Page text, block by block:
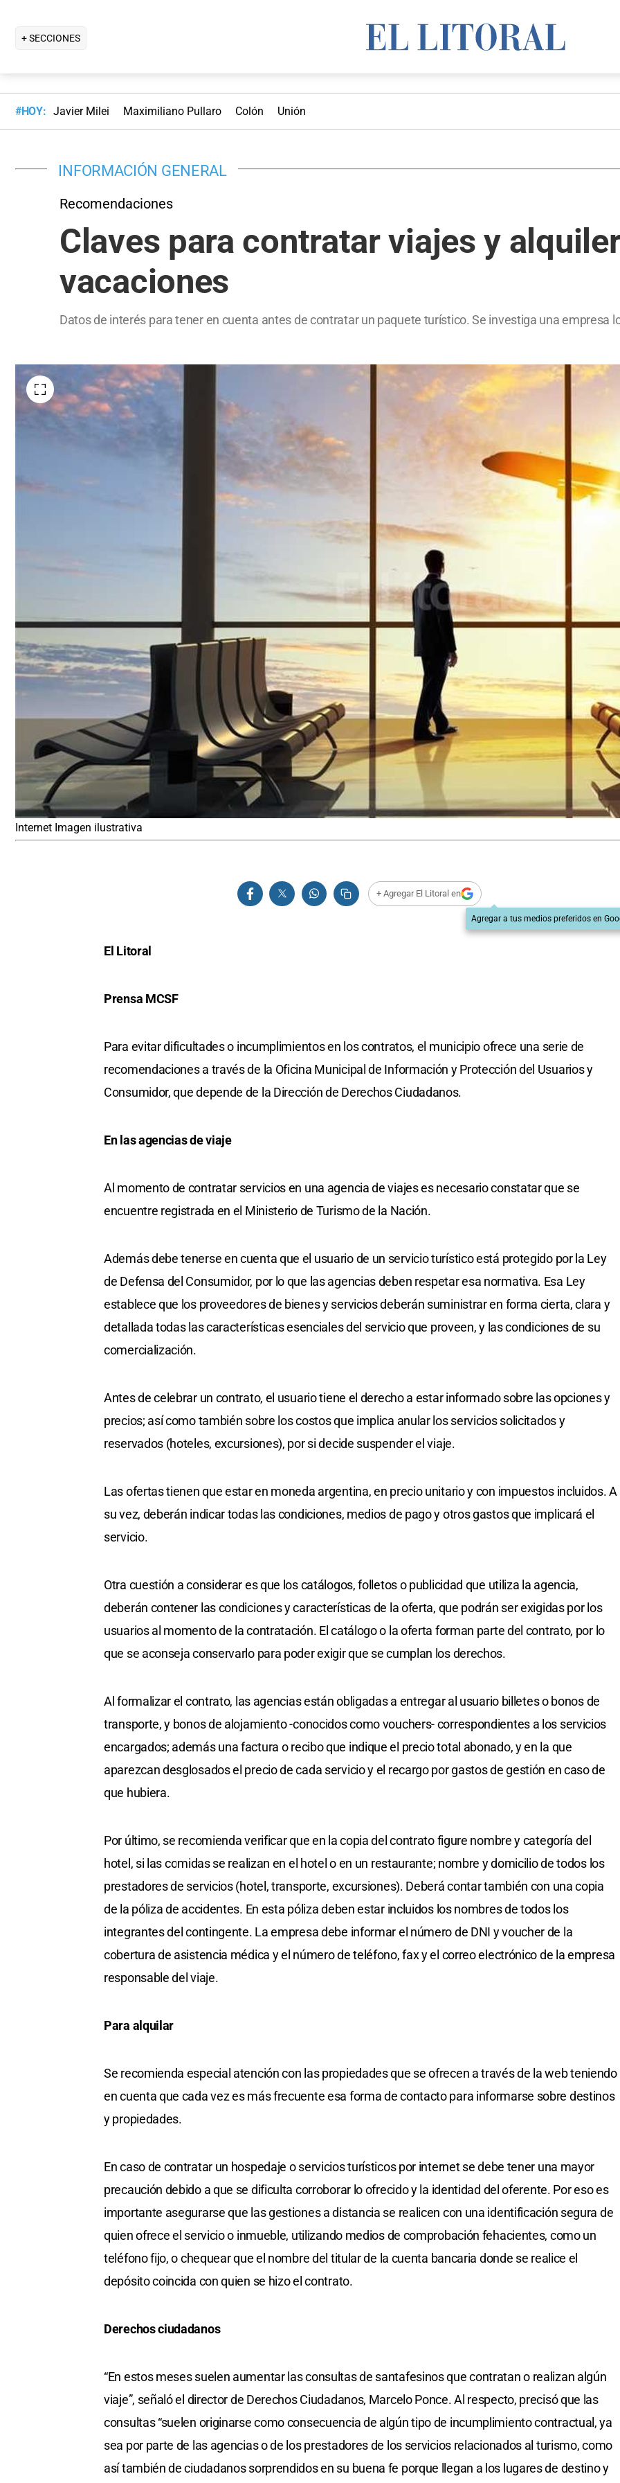
+ SECCIONES
#HOY: Javier Milei Maximiliano Pullaro Colón Unión
INFORMACIÓN GENERAL
Recomendaciones
Claves para contratar viajes y
vacaciones
Datos de interés para tener en cuenta antes de contratar un paquete turístico. Se investiga una empresa
Internet Imagen ilustrativa
+ Agregar El Litoral en
Agregar a tus medios preferidos en
El Litoral
Prensa MCSF
Para evitar dificultades o incumplimientos en los contratos, el municipio ofrece una serie de
recomendaciones a través de la Oficina Municipal de Información y Protección del Usuarios y
Consumidor, que depende de la Dirección de Derechos Ciudadanos.
En las agencias de viaje
Al momento de contratar servicios en una agencia de viajes es necesario constatar que se
encuentre registrada en el Ministerio de Turismo de la Nación.
Además debe tenerse en cuenta que el usuario de un servicio turístico está protegido por la Ley
de Defensa del Consumidor, por lo que las agencias deben respetar esa normativa. Esa Ley
establece que los proveedores de bienes y servicios deberán suministrar en forma cierta, clara y
detallada todas las características esenciales del servicio que proveen, y las condiciones de su
comercialización.
Antes de celebrar un contrato, el usuario tiene el derecho a estar informado sobre las opciones y
precios; así como también sobre los costos que implica anular los servicios solicitados y
reservados (hoteles, excursiones), por si decide suspender el viaje.
Las ofertas tienen que estar en moneda argentina, en precio unitario y con impuestos incluidos. A
su vez, deberán indicar todas las condiciones, medios de pago y otros gastos que implicará el
servicio.
Otra cuestión a considerar es que los catálogos, folletos o publicidad que utiliza la agencia,
deberán contener las condiciones y características de la oferta, que podrán ser exigidas por los
usuarios al momento de la contratación. El catálogo o la oferta forman parte del contrato, por lo
que se aconseja conservarlo para poder exigir que se cumplan los derechos.
Al formalizar el contrato, las agencias están obligadas a entregar al usuario billetes o bonos de
transporte, y bonos de alojamiento -conocidos como vouchers- correspondientes a los servicios
encargados; además una factura o recibo que indique el precio total abonado, y en la que
aparezcan desglosados el precio de cada servicio y el recargo por gastos de gestión en caso de
que hubiera.
Por último, se recomienda verificar que en la copia del contrato figure nombre y categoría del
hotel, si las comidas se realizan en el hotel o en un restaurante; nombre y domicilio de todos los
prestadores de servicios (hotel, transporte, excursiones). Deberá contar también con una copia
de la póliza de accidentes. En esta póliza deben estar incluidos los nombres de todos los
integrantes del contingente. La empresa debe informar el número de DNI y voucher de la
cobertura de asistencia médica y el número de teléfono, fax y el correo electrónico de la empresa
responsable del viaje.
Para alquilar
Se recomienda especial atención con las propiedades que se ofrecen a través de la web teniendo
en cuenta que cada vez es más frecuente esa forma de contacto para informarse sobre destinos
y propiedades.
En caso de contratar un hospedaje o servicios turísticos por internet se debe tener una mayor
precaución debido a que se dificulta corroborar lo ofrecido y la identidad del oferente. Por eso es
importante asegurarse que las gestiones a distancia se realicen con una identificación segura de
quien ofrece el servicio o inmueble, utilizando medios de comprobación fehacientes, como un
teléfono fijo, o chequear que el nombre del titular de la cuenta bancaria donde se realice el
depósito coincida con quien se hizo el contrato.
Derechos ciudadanos
“En estos meses suelen aumentar las consultas de santafesinos que contratan o realizan algún
viaje”, señaló el director de Derechos Ciudadanos, Marcelo Ponce. Al respecto, precisó que las
consultas “suelen originarse como consecuencia de algún tipo de incumplimiento contractual, ya
sea por parte de las agencias o de los prestadores de los servicios relacionados al turismo, como
así también de ciudadanos sorprendidos en su buena fe porque llegan a los lugares de destino y